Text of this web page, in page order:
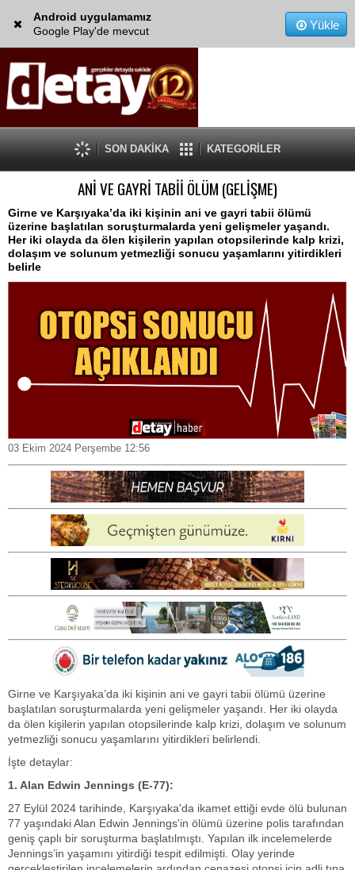
Android uygulamamız
Google Play'de mevcut
Yükle
SON DAKİKA KATEGORİLER
ANİ VE GAYRİ TABİİ ÖLÜM (GELİŞME)
Girne ve Karşıyaka’da iki kişinin ani ve gayri tabii ölümü
üzerine başlatılan soruşturmalarda yeni gelişmeler yaşandı.
Her iki olayda da ölen kişilerin yapılan otopsilerinde kalp krizi,
dolaşım ve solunum yetmezliği sonucu yaşamlarını yitirdikleri
belirle
03 Ekim 2024 Perşembe 12:56
Girne ve Karşıyaka’da iki kişinin ani ve gayri tabii ölümü üzerine
başlatılan soruşturmalarda yeni gelişmeler yaşandı. Her iki olayda
da ölen kişilerin yapılan otopsilerinde kalp krizi, dolaşım ve solunum
yetmezliği sonucu yaşamlarını yitirdikleri belirlendi.
İşte detaylar:
1. Alan Edwin Jennings (E-77):
27 Eylül 2024 tarihinde, Karşıyaka'da ikamet ettiği evde ölü bulunan
77 yaşındaki Alan Edwin Jennings'in ölümü üzerine polis tarafından
geniş çaplı bir soruşturma başlatılmıştı. Yapılan ilk incelemelerde
Jennings’in yaşamını yitirdiği tespit edilmişti. Olay yerinde